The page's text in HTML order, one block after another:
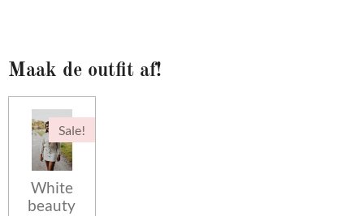
Maak de outfit af!
Sale!
White
beauty